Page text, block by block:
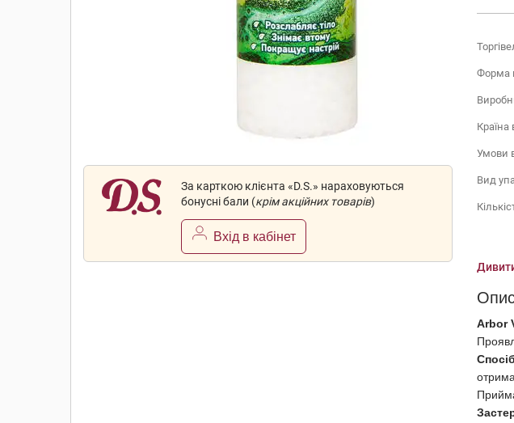
За карткою клієнта «D.S.» нараховуються
бонусні бали (крім акційних товарів)
Вхід в кабінет
Форма
Країна
Умови
Вид
Arbor